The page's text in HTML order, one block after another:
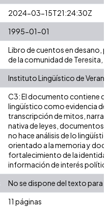
2024-03-15T21:24:30Z
1995-01-01
Libro de cuentos en desano,
de la comunidad de Teresita,
Instituto Lingüístico de Verano
C3: El documento contiene
lingüístico como evidencia de
transcripción de mitos,
nativa de leyes, documentos
no hace análisis de lo
orientado a la memoria y
fortalecimiento de la
información de interés
No se dispone del texto para
11 páginas